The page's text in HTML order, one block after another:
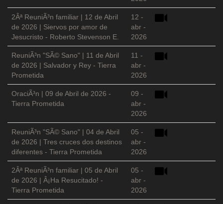
2Âª ReuniÃ³n familiar | 12 de Abril
de 2026 | Siervos por amor de
Jesucristo - Roberto Stevenson E.
12 -
abr -
2026
ReuniÃ³n "SÃ© Sano" | 11 de Abril
de 2026 | Salvador y Rey - Tierra
Prometida
11 -
abr -
2026
OraciÃ³n | 09 de Abril de 2026 -
Tierra Prometida
09 -
abr -
2026
ReuniÃ³n "SÃ© Sano" | 04 de Abril
de 2026 | Tres cruces dos destinos
diferentes - Tierra Prometida
05 -
abr -
2026
2Âª ReuniÃ³n familiar | 05 de Abril
de 2026 | Â¡Ha Resucitado! -
Tierra Prometida
05 -
abr -
2026